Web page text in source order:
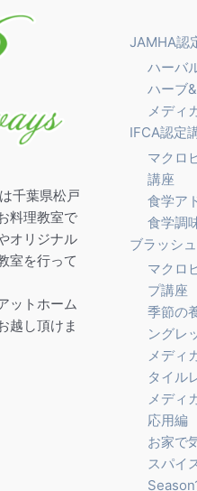
千葉県松戸
料理教室で
オリジナル
室を行って
ットホーム
越し頂けま
JAMHA認
ハーバ
ハーブ
メディ
IFCA認定
マクロ
講座
食学ア
食学調
ブラッシ
マクロ
プ講座
季節の
ングレ
メディ
タイル
メディ
応用編
お家で
スパイ